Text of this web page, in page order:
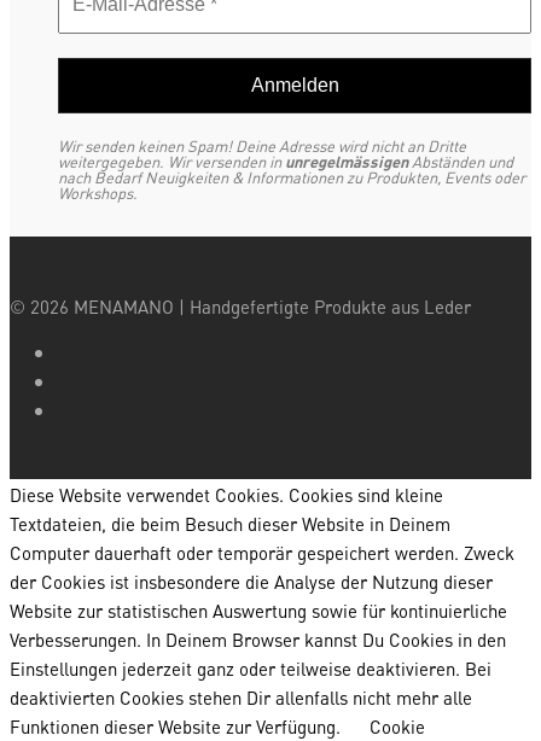
Wir senden keinen Spam! Deine Adresse wird nicht an Dritte
weitergegeben. Wir versenden inunregelmässigenAbständen und
nach Bedarf Neuigkeiten & Informationen zu Produkten, Events oder
Workshops.
© 2026 MENAMANO | Handgefertigte Produkte aus Leder
Diese Website verwendet Cookies. Cookies sind kleine
Textdateien, die beim Besuch dieser Website in Deinem
Computer dauerhaft oder temporär gespeichert werden. Zweck
der Cookies ist insbesondere die Analyse der Nutzung dieser
Website zur statistischen Auswertung sowie für kontinuierliche
Verbesserungen. In Deinem Browser kannst Du Cookies in den
Einstellungen jederzeit ganz oder teilweise deaktivieren. Bei
deaktivierten Cookies stehen Dir allenfalls nicht mehr alle
Funktionen dieser Website zur Verfügung.
Cookie